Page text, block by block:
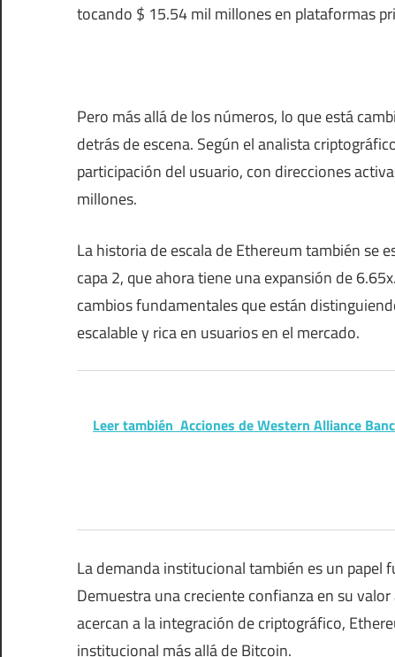
tocando $ 15.54 mil millones en plataformas
Pero más allá de los números, lo que está
detrás de escena. Según el analista
participación del usuario, con direcciones
millones.
La historia de escala de Ethereum también se
capa 2, que ahora tiene una expansión de
cambios fundamentales que están
escalable y rica en usuarios en el mercado.
Leer también Acciones de Western Alliance
La demanda institucional también es un papel
Demuestra una creciente confianza en su
acercan a la integración de criptográfico,
institucional más allá de Bitcoin.